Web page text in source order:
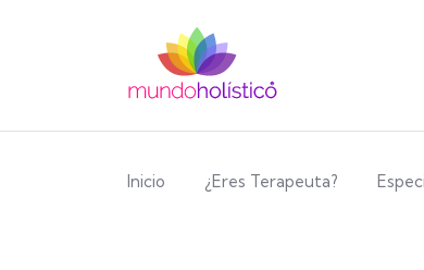
Inicio ¿Eres Terapeuta?